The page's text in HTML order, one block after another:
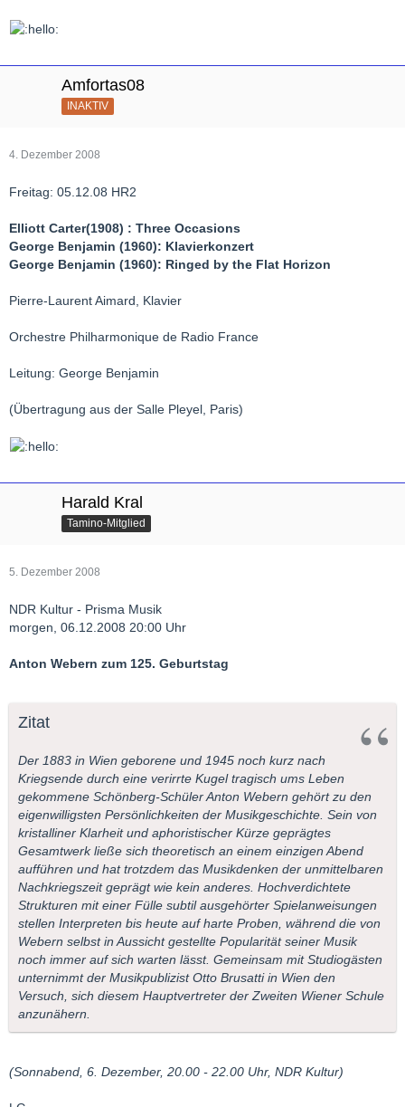
Amfortas08
INAKTIV
4. Dezember 2008
Freitag: 05.12.08 HR2
Elliott Carter(1908) : Three Occasions
George Benjamin (1960): Klavierkonzert
George Benjamin (1960): Ringed by the Flat Horizon
Pierre-Laurent Aimard, Klavier
Orchestre Philharmonique de Radio France
Leitung: George Benjamin
(Übertragung aus der Salle Pleyel, Paris)
Harald Kral
Tamino-Mitglied
5. Dezember 2008
NDR Kultur - Prisma Musik
morgen, 06.12.2008 20:00 Uhr
Anton Webern zum 125. Geburtstag
Zitat
Der 1883 in Wien geborene und 1945 noch kurz nach
Kriegsende durch eine verirrte Kugel tragisch ums Leben
gekommene Schönberg-Schüler Anton Webern gehört zu den
eigenwilligsten Persönlichkeiten der Musikgeschichte. Sein von
kristalliner Klarheit und aphoristischer Kürze geprägtes
Gesamtwerk ließe sich theoretisch an einem einzigen Abend
aufführen und hat trotzdem das Musikdenken der unmittelbaren
Nachkriegszeit geprägt wie kein anderes. Hochverdichtete
Strukturen mit einer Fülle subtil ausgehörter Spielanweisungen
stellen Interpreten bis heute auf harte Proben, während die von
Webern selbst in Aussicht gestellte Popularität seiner Musik
noch immer auf sich warten lässt. Gemeinsam mit Studiogästen
unternimmt der Musikpublizist Otto Brusatti in Wien den
Versuch, sich diesem Hauptvertreter der Zweiten Wiener Schule
anzunähern.
(Sonnabend, 6. Dezember, 20.00 - 22.00 Uhr, NDR Kultur)